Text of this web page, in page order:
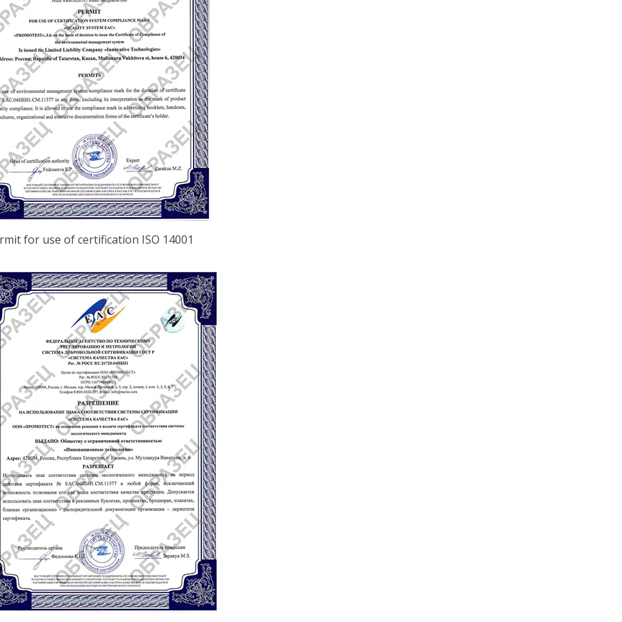
for use of certification ISO 14001